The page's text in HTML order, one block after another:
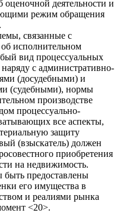
деятельности и
режим обращения
связанные с
об исполнительном
вид процессуальных
с административно-
(досудебными) и
(судебными), нормы
производстве
процессуально-
все аспекты,
защиту
(взыскатель) должен
приобретения
на недвижимость.
предоставлены
его имущества в
и реалиями рынка
<20>.